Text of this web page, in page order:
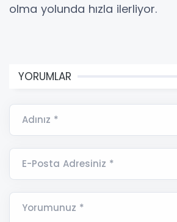
olma yolunda hızla ilerliyor.
YORUMLAR
Adınız *
E-Posta Adresiniz *
Yorumunuz *